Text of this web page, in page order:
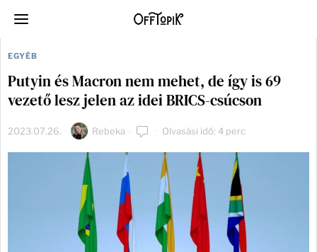
EGYÉB
Putyin és Macron nem mehet, de így is 69
vezető lesz jelen az idei BRICS-csúcson
2023.07.26. Rebeka Olvasási idő: 4 perc